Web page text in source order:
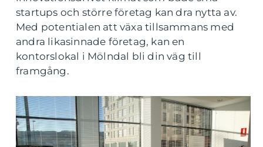
startups och större företag kan dra nytta av.
Med potentialen att växa tillsammans med
andra likasinnade företag, kan en
kontorslokal i Mölndal bli din väg till
framgång.